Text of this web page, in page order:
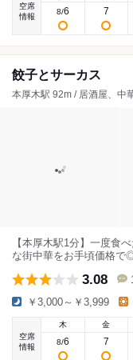
空席
情報
8/6 7
餃子とサーカス
本厚木駅 92m / 居酒屋、中
【本厚木駅1分】一度食
な街中華をお手頃価格で
3.08
￥3,000～￥3,999
空席
情報
木
8/6
金
7